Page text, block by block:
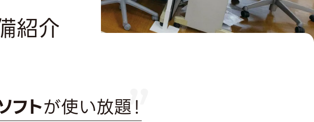
紹介
フトが使い放題！